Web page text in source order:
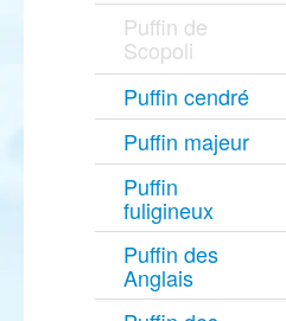
Puffin de
Scopoli
Puffin cendré
Puffin majeur
Puffin
fuligineux
Puffin des
Anglais